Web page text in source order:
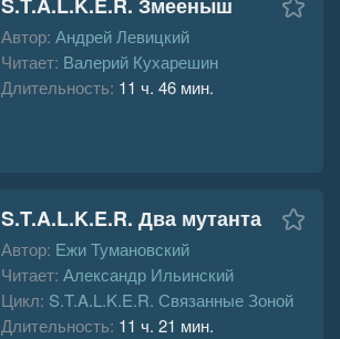
S.T.A.L.K.E.R. Змееныш
Автор: Андрей Левицкий
Читает: Валерий Кухарешин
Длительность: 11 ч. 46 мин.
S.T.A.L.K.E.R. Два мутанта
Автор: Ежи Тумановский
Читает: Александр Ильинский
Цикл: S.T.A.L.K.E.R. Связанные Зоной
Длительность: 11 ч. 21 мин.